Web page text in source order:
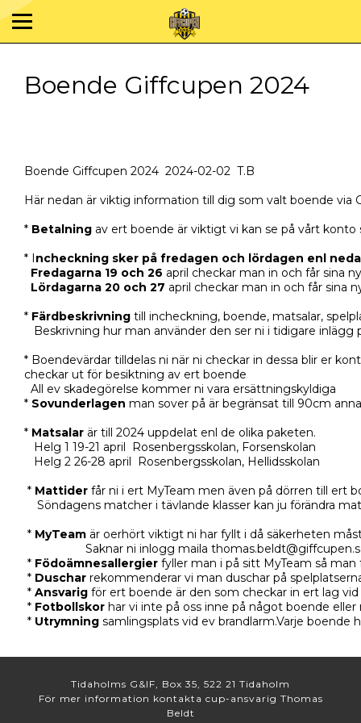
Boende Giffcupen 2024
Boende Giffcupen 2024 2024-02-02 T.B
Här nedan är viktig information till dig som valt boende via
* Betalning av ert boende är viktigt vi kan se på vårt konto
* Incheckning sker på fredagen och lördagen enl
Fredagarna 19 och 26 april checkar man in och får sina
Lördagarna 20 och 27 april checkar man in och får sina
* Färdbeskrivning till incheckning, boende, matsalar,
Beskrivning hur man använder den ser ni i tidigare inlägg
* Boendevärdar tilldelas ni när ni checkar in dessa blir er
checkar ut för besiktning av ert boende
All ev skadegörelse kommer ni vara ersättningskyldiga
* Sovunderlagen man sover på är begränsat till 90cm
* Matsalar är till 2024 uppdelat enl de olika paketen.
Helg 1 19-21 april Rosenbergsskolan, Forsenskolan
Helg 2 26-28 april Rosenbergsskolan, Hellidsskolan
* Mattider får ni i ert MyTeam men även på dörren till ert
Söndagens matcher i tävlande klasser kan ju förändra
* MyTeam är oerhört viktigt ni har fyllt i då säkerheten
Saknar ni inlogg maila
* Födoämnesallergier fyller man i på sitt MyTeam så
* Duschar rekommenderar vi man duschar på
* Ansvarig för ert boende är den som checkar in ert lag
* Fotbollskor har vi inte på oss inne på något boende
* Utrymning samlingsplats vid ev brandlarm.Varje
Tidaholms G&IF, Box 35, 522 21 Tidaholm
För mer information kontakta cup-ansvarig Thomas
Beldt